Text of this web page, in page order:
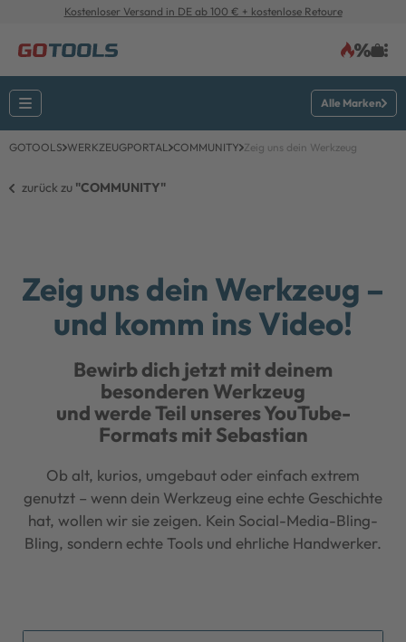
Kostenloser Versand in DE ab 100 € + kostenlose Retoure
Alle Marken
GOTOOLS WERKZEUGPORTAL COMMUNITY Zeig uns dein Werkzeug
zurück zu "COMMUNITY"
Zeig uns dein Werkzeug –
und komm ins Video!
Bewirb dich jetzt mit deinem
besonderen Werkzeug
und werde Teil unseres YouTube-
Formats mit Sebastian
Ob alt, kurios, umgebaut oder einfach extrem
genutzt – wenn dein Werkzeug eine echte Geschichte
hat, wollen wir sie zeigen. Kein Social-Media-Bling-
Bling, sondern echte Tools und ehrliche Handwerker.